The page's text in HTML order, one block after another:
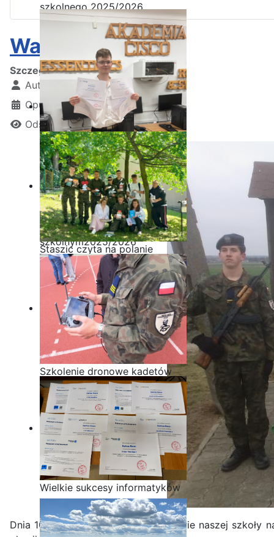
szkolnego 2025/2026
Ostatnia garść certyfikatów
Akademii CISCO w roku
szkolnym2025/2026
Staszic czyta na polanie
Szkolenie dronowe kadetów
OPW w Staszicu
Wielkie sukcesy informatyków
ze Staszica w Akademii
CISCO!
Warta honorowa
Szczegóły
Autor:
Kamil Krosta
Opublikowano: 10 listopad 2024
Odsłon: 1320
Dnia 10 listopada 2024 roku uczniowie naszej szkoły